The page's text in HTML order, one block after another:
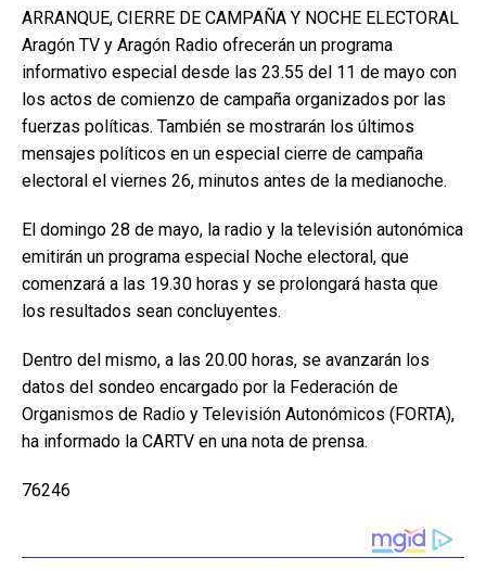
ARRANQUE, CIERRE DE CAMPAÑA Y NOCHE ELECTORAL
Aragón TV y Aragón Radio ofrecerán un programa
informativo especial desde las 23.55 del 11 de mayo con
los actos de comienzo de campaña organizados por las
fuerzas políticas. También se mostrarán los últimos
mensajes políticos en un especial cierre de campaña
electoral el viernes 26, minutos antes de la medianoche.
El domingo 28 de mayo, la radio y la televisión autonómica
emitirán un programa especial Noche electoral, que
comenzará a las 19.30 horas y se prolongará hasta que
los resultados sean concluyentes.
Dentro del mismo, a las 20.00 horas, se avanzarán los
datos del sondeo encargado por la Federación de
Organismos de Radio y Televisión Autonómicos (FORTA),
ha informado la CARTV en una nota de prensa.
76246